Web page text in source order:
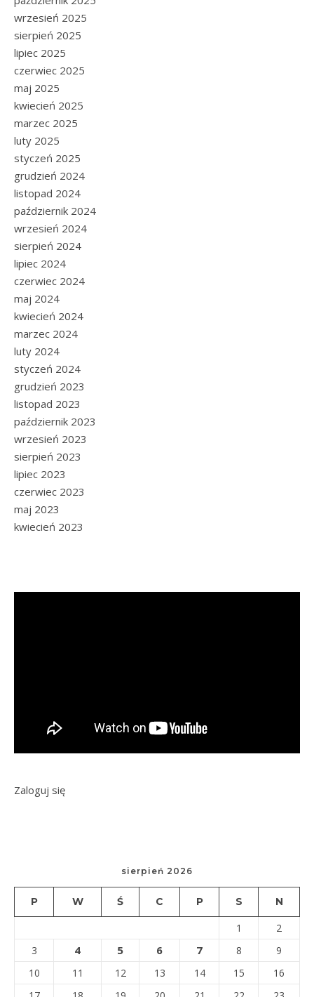
wrzesień 2025
sierpień 2025
lipiec 2025
czerwiec 2025
maj 2025
kwiecień 2025
marzec 2025
luty 2025
styczeń 2025
grudzień 2024
listopad 2024
październik 2024
wrzesień 2024
sierpień 2024
lipiec 2024
czerwiec 2024
maj 2024
kwiecień 2024
marzec 2024
luty 2024
styczeń 2024
grudzień 2023
listopad 2023
październik 2023
wrzesień 2023
sierpień 2023
lipiec 2023
czerwiec 2023
maj 2023
kwiecień 2023
Zaloguj się
sierpień 2026
P W Ś C P S N
1
2
3
4 5 6 7 8
9
10
11 12 13 14 15
16